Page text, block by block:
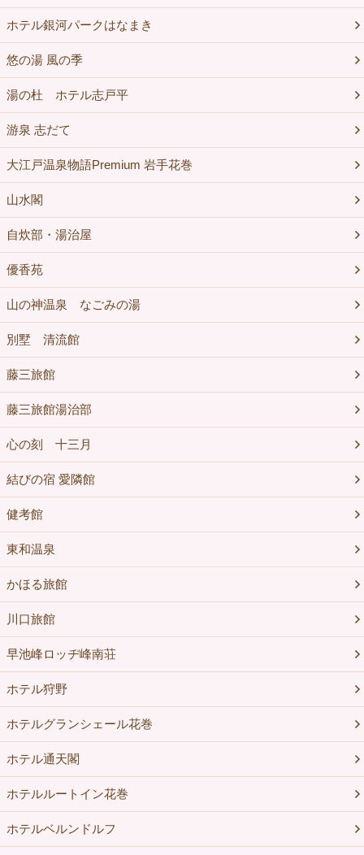
ホテル銀河パークはなまき
悠の湯 風の季
湯の杜 ホテル志戸平
游泉 志だて
大江戸温泉物語Premium 岩手花巻
山水閣
自炊部・湯治屋
優香苑
山の神温泉 なごみの湯
別墅 清流館
藤三旅館
藤三旅館湯治部
心の刻 十三月
結びの宿 愛隣館
健考館
東和温泉
かほる旅館
川口旅館
早池峰ロッヂ峰南荘
ホテル狩野
ホテルグランシェール花巻
ホテル通天閣
ホテルルートイン花巻
ホテルベルンドルフ